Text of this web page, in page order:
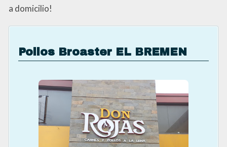
a domicilio!
Pollos Broaster EL BREMEN